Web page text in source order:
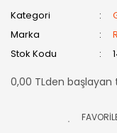
Kategori
Marka
Stok Kodu
0,00 TLden başlayan